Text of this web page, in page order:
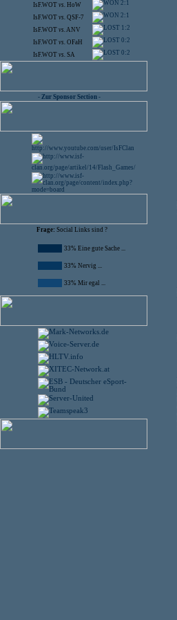
IsF.WOT vs. HoW 2:1
IsF.WOT vs. QSF-7 2:1
IsF.WOT vs.ANV 1:2
IsF.WOT vs. OFaH 0:2
IsF.WOT vs. SA 0:2
- Zur Sponsor Section -
Frage: Social Links sind ?
33% Eine gute Sache ...
33% Nervig ...
33% Mir egal ...